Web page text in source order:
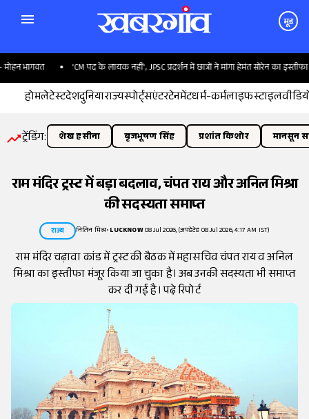
मूड
भागवत 'CM पद के लायक नहीं', JPSC प्रदर्शन में छात्रों ने मांगा हेमंत सोरेन का इस्तीफा
होमलेटेस्टदेशदुनियाराज्यस्पोर्ट्सएंटरटेनमेंटधर्म-कर्मलाइफस्टाइल
ट्रेंडिंग: शेख हसीना बृजभूषण सिंह प्रशांत किशोर मानसून
राम मंदिर ट्रस्ट में बड़ा बदलाव, चंपत राय और अनिल मिश्रा
की सदस्यता समाप्त
राज्य नितिन मिश्र•LUCKNOW08 Jul 2026, (अपडेटेड 08 Jul 2026, 4:17 AM IST)
राम मंदिर चढ़ावा कांड में ट्रस्ट की बैठक में महासचिव चंपत राय व अनिल
मिश्रा का इस्तीफा मंजूर किया जा चुका है। अब उनकी सदस्यता भी समाप्त
कर दी गई है। पढे़ रिपोर्ट